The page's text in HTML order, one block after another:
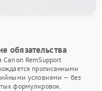
обязательства
Canon RemSupport
прописанными
условиями — без
формулировок.